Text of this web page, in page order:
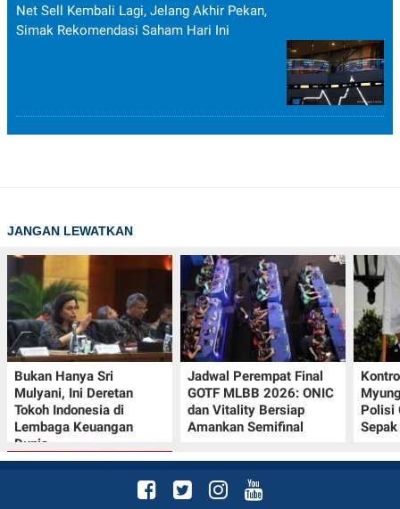
Net Sell Kembali Lagi, Jelang Akhir Pekan,
Simak Rekomendasi Saham Hari Ini
JANGAN LEWATKAN
Bukan Hanya Sri
Mulyani, Ini Deretan
Tokoh Indonesia di
Lembaga Keuangan
Dunia
Jadwal Perempat Final
GOTF MLBB 2026: ONIC
dan Vitality Bersiap
Amankan Semifinal
Polisi